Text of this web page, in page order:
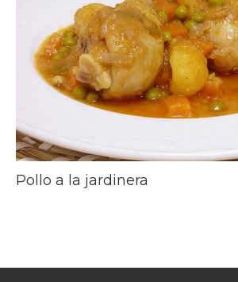
Pollo a la jardinera